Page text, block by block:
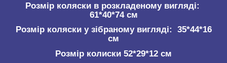
Розмір коляски в розкладеному вигляді:
61*40*74 см
Розмір коляски у зібраному вигляді: 35*44*16
см
Розмір колиски 52*29*12 см